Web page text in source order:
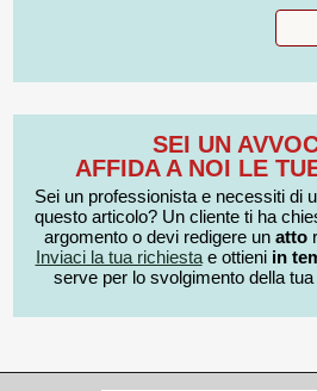
SEI UN
AFFIDA A NOI LE
Sei un professionista e necessiti di
questo articolo? Un cliente ti ha
argomento o devi redigere un atto
Inviaci la tua richiestae ottieni in
serve per lo svolgimento della